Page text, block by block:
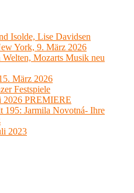
Isolde, Lise Davidsen
York, 9. März 2026
Mozarts Musik neu
März 2026
Festspiele
2026 PREMIERE
195: Jarmila Novotná- Ihre
2023